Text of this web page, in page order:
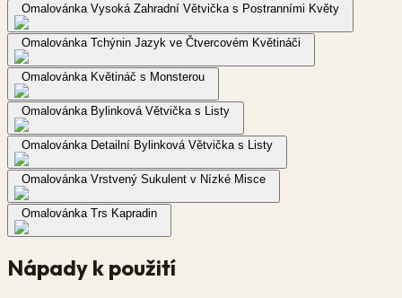
Omalovánka Vysoká Zahradní Větvička s Postranními Květy
Omalovánka Tchýnin Jazyk ve Čtvercovém Květináči
Omalovánka Květináč s Monsterou
Omalovánka Bylinková Větvička s Listy
Omalovánka Detailní Bylinková Větvička s Listy
Omalovánka Vrstvený Sukulent v Nízké Misce
Omalovánka Trs Kapradin
Nápady k použití